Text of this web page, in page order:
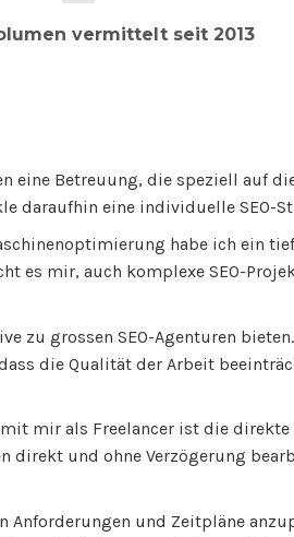
vermittelt seit 2013
eine Betreuung, die speziell auf
daraufhin eine individuelle SEO-
habe ich ein
es mir, auch komplexe SEO-
zu grossen SEO-Agenturen
die Qualität der Arbeit
mir als Freelancer ist die
und ohne Verzögerung
und Zeitpläne